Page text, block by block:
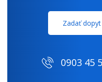
Zadať dopyt
0903 45